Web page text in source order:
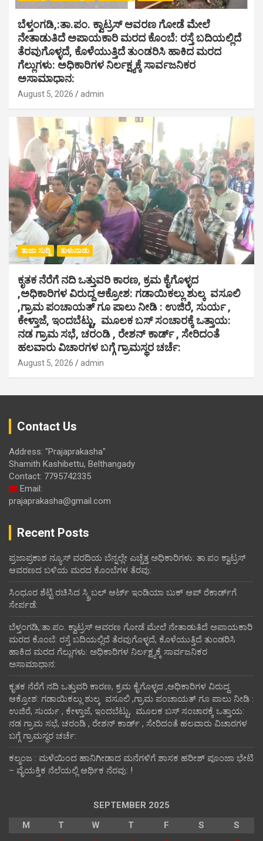
ಬೆಳ್ತಂಗಡಿ,:ತಾ.ಪಂ‌. ಕ್ವಾಟ್ರಸ್ ಆವರಣ ಗೋಡೆ ಮೇಲೆ
ನೇತಾಡುತಿದೆ ಅಪಾಯಕಾರಿ ಮರದ ಕೊಂಬೆ: ರಸ್ತೆ ಬದಿಯಲ್ಲಿದೆ
ತೆರವುಗೊಳ್ಳದೆ, ಕೊಳೆಯುತ್ತಿದೆ ತುಂಡರಿಸಿ ಹಾಕಿದ ಮರದ
ಗೆಲ್ಲುಗಳು: ಅಧಿಕಾರಿಗಳ ನಿರ್ಲಕ್ಷ್ಯಕ್ಕೆ ಸಾರ್ವಜನಿಕರ
ಅಸಾಮಾಧಾನ:
August 5, 2026 admin
ತಾಜಾ ಸುದ್ದಿ ತುಳುನಾಡು
ಕೃತಕ ನೆರೆಗೆ ನದಿ ಒತ್ತುವರಿ ಕಾರಣ, ಕ್ರಮ ಕೈಗೊಳ್ಳದ
,ಅಧಿಕಾರಿಗಳ ವಿರುದ್ದ ಆಕ್ರೋಶ: ಗಡಾಯಿಕಲ್ಲು ಶುಲ್ಕ ವಸೂಲಿ
,ಗ್ರಾಮ ಪಂಚಾಯತ್ ಗೂ ಪಾಲು ನೀಡಿ : ಉಜಿರೆ, ಸುರ್ಯ ,
ಕೇಳ್ತಾಜೆ, ಇಂದಬೆಟ್ಟು, ಮೂಲಕ ಬಸ್ ಸಂಚಾರಕ್ಕೆ ಒತ್ತಾಯ:
ನಡ ಗ್ರಾಮ ಸಭೆ, ಚರಂಡಿ , ರೇಶನ್ ಕಾರ್ಡ್ , ಸೇರಿದಂತೆ
ಹಲವಾರು ವಿಚಾರಗಳ ಬಗ್ಗೆ ಗ್ರಾಮಸ್ಥರ ಚರ್ಚೆ:
August 5, 2026 admin
Contact Us
Address: "Prajaprakasha"
Shamith Kashibettu, Belthangady
Contact: 7795742335
Email:
prajaprakasha@gmail.com
Recent Posts
ಪ್ರಜಾಪ್ರಕಾಶ ನ್ಯೂಸ್ ವರದಿಯ ಬೆನ್ನಲ್ಲೇ ಎಚ್ಚೆತ್ತ ಅಧಿಕಾರಿಗಳು: ತಾ.ಪಂ ಕ್ವಾಟ್ರಸ್
ಆವರಣದ ಬಳಿಯ ಮರದ ಕೊಂಬೆಗಳ ತೆರವು:
ಸಿಂಧೂರ ಶೆಟ್ಟಿ ರಚಿಸಿದ ಸ್ಕ್ರಿಬಲ್ ಆರ್ಟ್ ಇಂಡಿಯಾ ಬುಕ್ ಆಪ್ ರೆಕಾರ್ಡ್‌ಗೆ
ಸೇರ್ಪಡೆ:
ಬೆಳ್ತಂಗಡಿ,:ತಾ.ಪಂ‌. ಕ್ವಾಟ್ರಸ್ ಆವರಣ ಗೋಡೆ ಮೇಲೆ ನೇತಾಡುತಿದೆ ಅಪಾಯಕಾರಿ
ಮರದ ಕೊಂಬೆ: ರಸ್ತೆ ಬದಿಯಲ್ಲಿದೆ ತೆರವುಗೊಳ್ಳದೆ, ಕೊಳೆಯುತ್ತಿದೆ ತುಂಡರಿಸಿ
ಹಾಕಿದ ಮರದ ಗೆಲ್ಲುಗಳು: ಅಧಿಕಾರಿಗಳ ನಿರ್ಲಕ್ಷ್ಯಕ್ಕೆ ಸಾರ್ವಜನಿಕರ
ಅಸಾಮಾಧಾನ:
ಕೃತಕ ನೆರೆಗೆ ನದಿ ಒತ್ತುವರಿ ಕಾರಣ, ಕ್ರಮ ಕೈಗೊಳ್ಳದ ,ಅಧಿಕಾರಿಗಳ ವಿರುದ್ದ
ಆಕ್ರೋಶ: ಗಡಾಯಿಕಲ್ಲು ಶುಲ್ಕ ವಸೂಲಿ ,ಗ್ರಾಮ ಪಂಚಾಯತ್ ಗೂ ಪಾಲು ನೀಡಿ :
ಉಜಿರೆ, ಸುರ್ಯ , ಕೇಳ್ತಾಜೆ, ಇಂದಬೆಟ್ಟು, ಮೂಲಕ ಬಸ್ ಸಂಚಾರಕ್ಕೆ ಒತ್ತಾಯ:
ನಡ ಗ್ರಾಮ ಸಭೆ, ಚರಂಡಿ , ರೇಶನ್ ಕಾರ್ಡ್ , ಸೇರಿದಂತೆ ಹಲವಾರು ವಿಚಾರಗಳ
ಬಗ್ಗೆ ಗ್ರಾಮಸ್ಥರ ಚರ್ಚೆ:
ಕಲ್ಮಂಜ : ಮಳೆಯಿಂದ ಹಾನಿಗೀಡಾದ ಮನೆಗಳಿಗೆ ಶಾಸಕ ಹರೀಶ್ ಪೂಂಜಾ ಭೇಟಿ
– ವೈಯಕ್ತಿಕ ನೆಲೆಯಲ್ಲಿ ಆರ್ಥಿಕ‌ ನೆರವು: !
SEPTEMBER 2025
M
T W T F S
S